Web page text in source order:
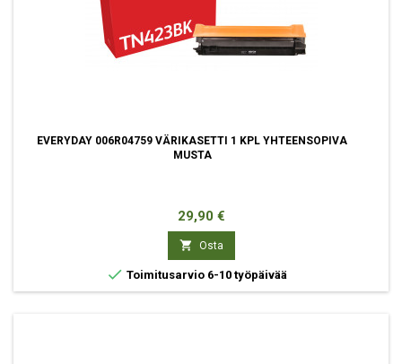
EVERYDAY 006R04759 VÄRIKASETTI 1 KPL YHTEENSOPIVA
MUSTA
Hinta
29,90 €
 Osta
 Toimitusarvio 6-10 työpäivää